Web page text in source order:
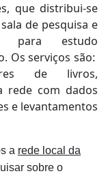
que distribui-se
de pesquisa e
para estudo
Os serviços são:
de livros,
rede com dados
e levantamentos
a rede local da
sobre o